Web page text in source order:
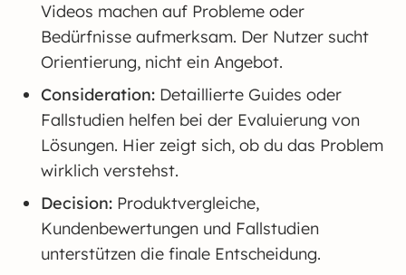
Videos machen auf Probleme oder
Bedürfnisse aufmerksam. Der Nutzer sucht
Orientierung, nicht ein Angebot.
Consideration: Detaillierte Guides oder
Fallstudien helfen bei der Evaluierung von
Lösungen. Hier zeigt sich, ob du das Problem
wirklich verstehst.
Decision: Produktvergleiche,
Kundenbewertungen und Fallstudien
unterstützen die finale Entscheidung.